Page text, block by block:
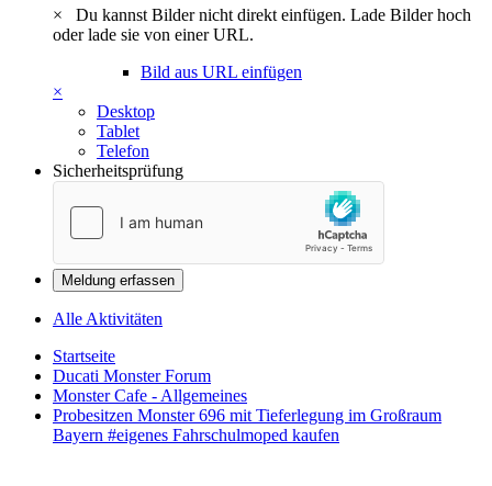
×
Du kannst Bilder nicht direkt einfügen. Lade Bilder hoch
oder lade sie von einer URL.
Bild aus URL einfügen
×
Desktop
Tablet
Telefon
Sicherheitsprüfung
Meldung erfassen
Alle Aktivitäten
Startseite
Ducati Monster Forum
Monster Cafe - Allgemeines
Probesitzen Monster 696 mit Tieferlegung im Großraum
Bayern #eigenes Fahrschulmoped kaufen